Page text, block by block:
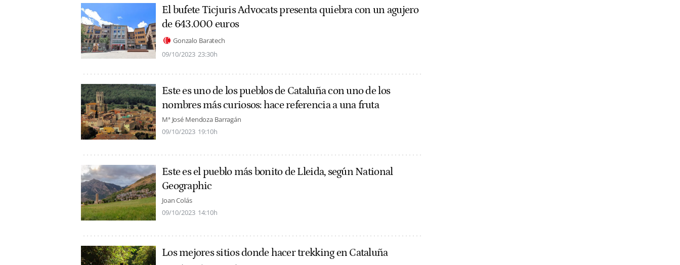
El bufete Ticjuris Advocats presenta quiebra con un agujero
de 643.000 euros
Gonzalo Baratech
09/10/2023 23:30h
Este es uno de los pueblos de Cataluña con uno de los
nombres más curiosos: hace referencia a una fruta
Mª José Mendoza Barragán
09/10/2023 19:10h
Este es el pueblo más bonito de Lleida, según National
Geographic
Joan Colás
09/10/2023 14:10h
Los mejores sitios donde hacer trekking en Cataluña